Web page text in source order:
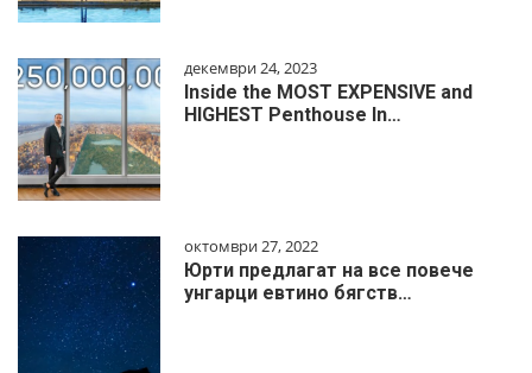
декември 24, 2023
Inside the MOST EXPENSIVE and
HIGHEST Penthouse In…
октомври 27, 2022
Юрти предлагат на все повече
унгарци евтино бягств…